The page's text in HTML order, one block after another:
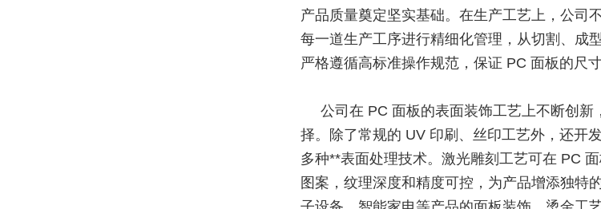
产品质量奠定坚实基础。在生产工艺上，公司
每一道生产工序进行精细化管理，从切割、成
严格遵循高标准操作规范，保证 PC 面板的尺
公司在 PC 面板的表面装饰工艺上不断创新
择。除了常规的 UV 印刷、丝印工艺外，还开
多种**表面处理技术。激光雕刻工艺可在 PC
图案，纹理深度和精度可控，为产品增添独特